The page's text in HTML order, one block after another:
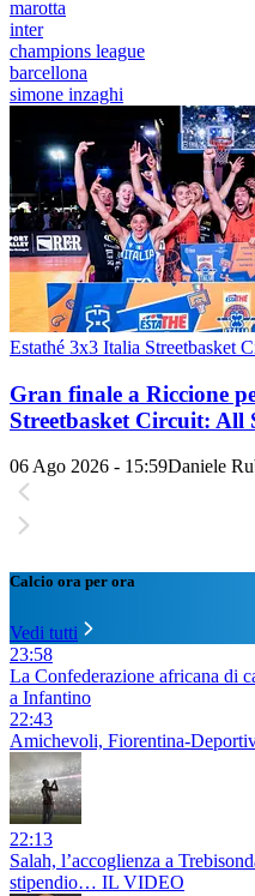
marotta
inter
champions league
barcellona
simone inzaghi
Estathé 3x3 Italia Streetbasket
Gran finale a Riccione
Streetbasket Circuit:
06 Ago 2026 - 15:59Daniele
Calcio ora per ora
Vedi tutti
23:58
La Confederazione africana di
a Infantino
22:43
Amichevoli, Fiorentina-
22:13
Salah, l’accoglienza a
stipendio… IL VIDEO